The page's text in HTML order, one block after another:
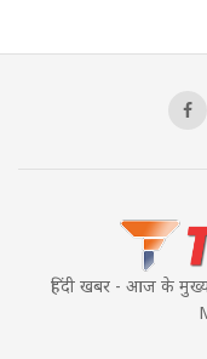
हिंदी खबर - आज के